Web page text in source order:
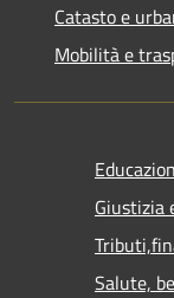
Catasto e
Mobilità e
Giustizia
Salute,